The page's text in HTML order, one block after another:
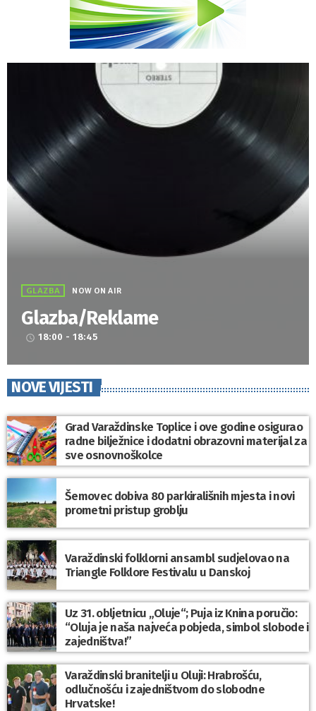
GLAZBA NOW ON AIR
Glazba/Reklame
access_time 18:00 - 18:45
NOVE VIJESTI
Grad Varaždinske Toplice i ove godine osigurao
radne bilježnice i dodatni obrazovni materijal za
sve osnovnoškolce
Šemovec dobiva 80 parkirališnih mjesta i novi
prometni pristup groblju
Varaždinski folklorni ansambl sudjelovao na
Triangle Folklore Festivalu u Danskoj
Uz 31. obljetnicu „Oluje“; Puja iz Knina poručio:
“Oluja je naša najveća pobjeda, simbol slobode i
zajedništva!”
Varaždinski branitelji u Oluji: Hrabrošću,
odlučnošću i zajedništvom do slobodne
Hrvatske!